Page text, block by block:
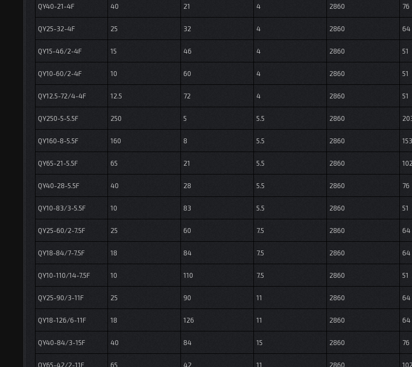
QY40-21-4F 40 21 4 2860 76
QY25-32-4F 25 32 4 2860 64
QY15-46/2-4F 15 46 4 2860 51
QY10-60/2-4F 10 60 4 2860 51
QY12.5-72/4-4F 12.5 72 4 2860 51
QY250-5-5.5F 250 5 5.5 2860
QY160-8-5.5F 160 8 5.5 2860 153
QY65-21-5.5F 65 21 5.5 2860 102
QY40-28-5.5F 40 28 5.5 2860 76
QY10-83/3-5.5F 10 83 5.5 2860 51
QY25-60/2-7.5F 25 60 7.5 2860 64
QY18-84/7-7.5F 18 84 7.5 2860 64
QY10-110/14-7.5F 10 110 7.5 2860 51
QY25-90/3-11F 25 90 11 2860 64
QY18-126/6-11F 18 126 11 2860 64
QY40-84/3-15F 40 84 15 2860 76
QY65-42/2-11F 65 42 11 2860 102